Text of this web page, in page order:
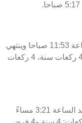
يبدأ وقت صلاة الظهر أنجان بوخار عند الساعة 11:53 صباحا وينتهي
3:21 مساءً . تشمل صلاة الظهر 12 ركعة: 4 ركعات سنة، 4 ركعات
يبدأ وقت صلاة العصر اليوم أنجان بوخار عند الساعة 3:21 مساءً